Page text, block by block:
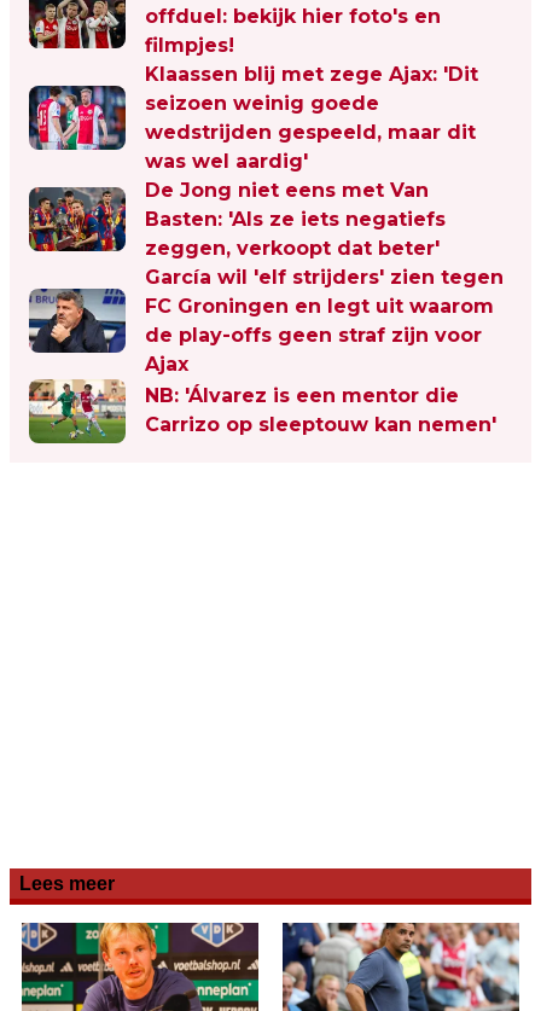
offduel: bekijk hier foto's en
filmpjes!
Klaassen blij met zege Ajax: 'Dit
seizoen weinig goede
wedstrijden gespeeld, maar dit
was wel aardig'
De Jong niet eens met Van
Basten: 'Als ze iets negatiefs
zeggen, verkoopt dat beter'
García wil 'elf strijders' zien tegen
FC Groningen en legt uit waarom
de play-offs geen straf zijn voor
Ajax
NB: 'Álvarez is een mentor die
Carrizo op sleeptouw kan nemen'